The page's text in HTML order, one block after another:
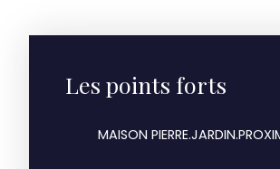
Les points forts
MAISON